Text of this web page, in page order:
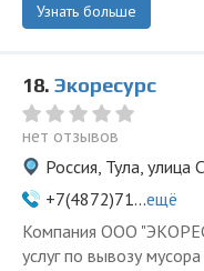
Узнать больше
18. Экоресурс
нет отзывов
Россия, Тула, улица
+7(4872)71...ещё
Компания ООО
услуг по вывозу